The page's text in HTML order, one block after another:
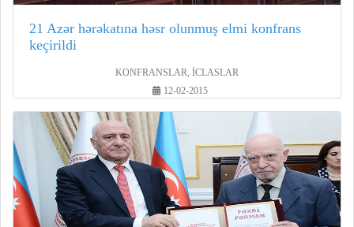
21 Azər hərəkatına həsr olunmuş elmi konfrans
keçirildi
KONFRANSLAR, İCLASLAR
12-02-2015